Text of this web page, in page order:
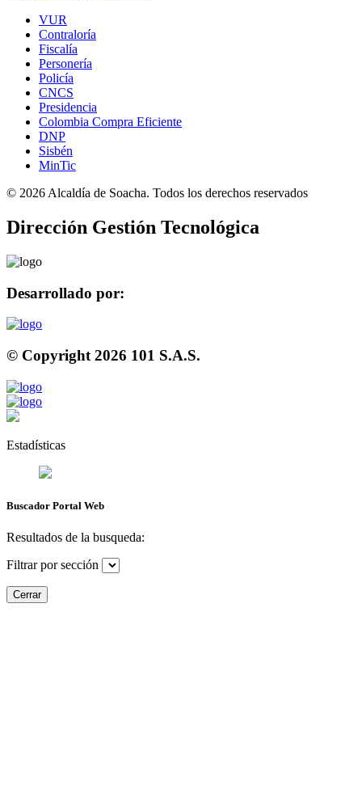
VUR
Contraloría
Fiscalía
Personería
Policía
CNCS
Presidencia
Colombia Compra Eficiente
DNP
Sisbén
MinTic
© 2026 Alcaldía de Soacha. Todos los derechos reservados
Dirección Gestión Tecnológica
Desarrollado por:
© Copyright 2026 101 S.A.S.
Estadísticas
Buscador Portal Web
Resultados de la busqueda:
Filtrar por sección
Cerrar